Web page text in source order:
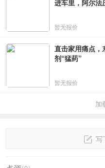
进车里，阿尔
暂无报价
直击家用痛点，
剂“猛药”
暂无报价
加
写